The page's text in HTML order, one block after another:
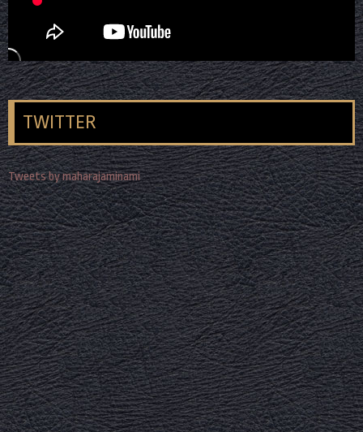
TWITTER
Tweets by maharajaminami